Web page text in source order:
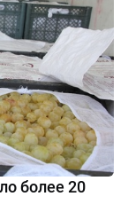
более 20